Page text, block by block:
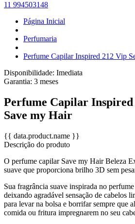
11 994503148
Página Inicial
Perfumaria
Perfume Capilar Inspired 212 Vip
Disponibilidade: Imediata
Garantia: 3 meses
Perfume Capilar Inspired
Save my Hair
{{ data.product.name }}
Descrição do produto
O perfume capilar Save my Hair Beleza
suave que proporciona brilho 3D sem
Sua fragrância suave inspirada no
deixando agradável sensação de cabelos
para levar na bolsa e borrifar sempre que
comida ou fritura impregnarem no seu